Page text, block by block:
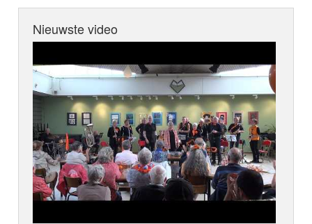
Nieuwste video